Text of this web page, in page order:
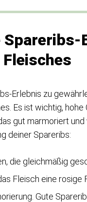
Erlebnis zu
Es ist wichtig,
gut marmoriert
deiner Spareribs:
die gleichmäßig
Fleisch eine rosige
Gute